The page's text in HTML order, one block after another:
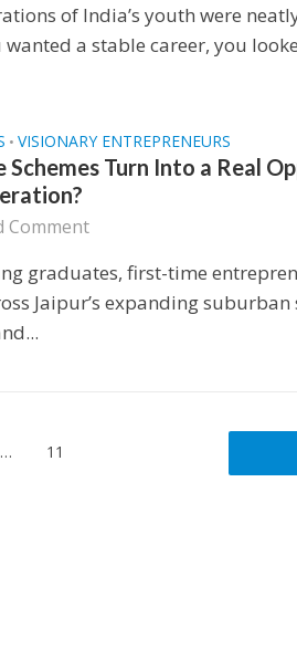
of India’s youth were
a stable career, you
• VISIONARY ENTREPRENEURS
Schemes Turn Into a Real
Comment
graduates, first-time
Jaipur’s expanding suburban
… 11